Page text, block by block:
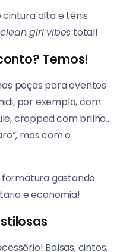
cintura alta e tênis
clean girl vibes total!
Temos!
peças para eventos
por exemplo, com
cropped com brilho…
mas com o
formatura gastando
e economia!
Bolsas, cintos,